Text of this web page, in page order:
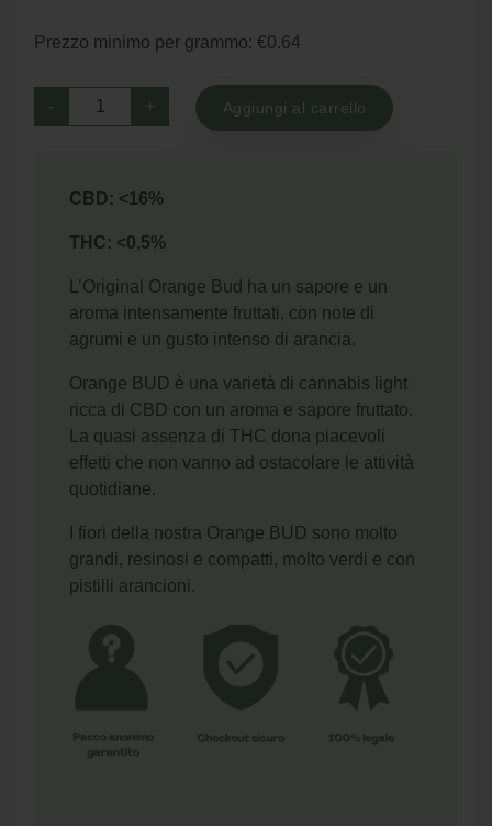
Prezzo minimo per grammo: €0.64
-
Orange
BUD
+ Aggiungi al carrello
CBD: <16%
THC: <0,5%
L’Original Orange Bud ha un sapore e un
aroma intensamente fruttati, con note di
agrumi e un gusto intenso di arancia.
Orange BUD è una varietà di cannabis light
ricca di CBD con un aroma e sapore fruttato.
La quasi assenza di THC dona piacevoli
effetti che non vanno ad ostacolare le attività
quotidiane.
I fiori della nostra Orange BUD sono molto
grandi, resinosi e compatti, molto verdi e con
pistilli arancioni.